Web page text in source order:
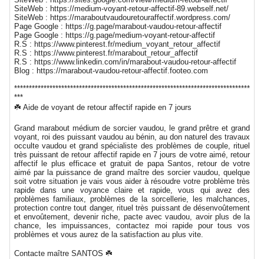
SiteWeb : https://medium-voyant-retour-affectif-89.webself.net/
SiteWeb : https://maraboutvaudouretouraffectif.wordpress.com/
Page Google : https://g.page/marabout-vaudou-retour-affectif
Page Google : https://g.page/medium-voyant-retour-affectif
R.S : https://www.pinterest.fr/medium_voyant_retour_affectif
R.S : https://www.pinterest.fr/marabout_retour_affectif
R.S : https://www.linkedin.com/in/marabout-vaudou-retour-affectif
Blog : https://marabout-vaudou-retour-affectif.footeo.com
********************************************************************************
***
☘️ Aide de voyant de retour affectif rapide en 7 jours
Grand marabout médium de sorcier vaudou, le grand prêtre et grand
voyant, roi des puissant vaudou au bénin, au don naturel des travaux
occulte vaudou et grand spécialiste des problèmes de couple, rituel
très puissant de retour affectif rapide en 7 jours de votre aimé, retour
affectif le plus efficace et gratuit de papa Santos, retour de votre
aimé par la puissance de grand maître des sorcier vaudou, quelque
soit votre situation je vais vous aider à résoudre votre problème très
rapide dans une voyance claire et rapide, vous qui avez des
problèmes familiaux, problèmes de la sorcellerie, les malchances,
protection contre tout danger, rituel très puissant de désenvoûtement
et envoûtement, devenir riche, pacte avec vaudou, avoir plus de la
chance, les impuissances, contactez moi rapide pour tous vos
problèmes et vous aurez de la satisfaction au plus vite.
Contacte maître SANTOS ☘️